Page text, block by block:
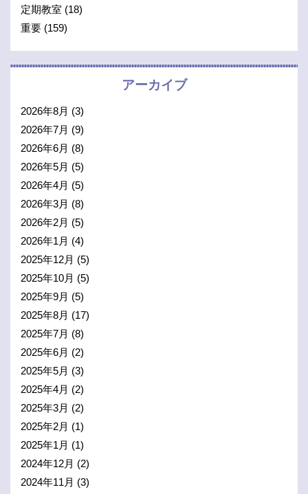
定期教室 (18)
重要 (159)
アーカイブ
2026年8月 (3)
2026年7月 (9)
2026年6月 (8)
2026年5月 (5)
2026年4月 (5)
2026年3月 (8)
2026年2月 (5)
2026年1月 (4)
2025年12月 (5)
2025年10月 (5)
2025年9月 (5)
2025年8月 (17)
2025年7月 (8)
2025年6月 (2)
2025年5月 (3)
2025年4月 (2)
2025年3月 (2)
2025年2月 (1)
2025年1月 (1)
2024年12月 (2)
2024年11月 (3)